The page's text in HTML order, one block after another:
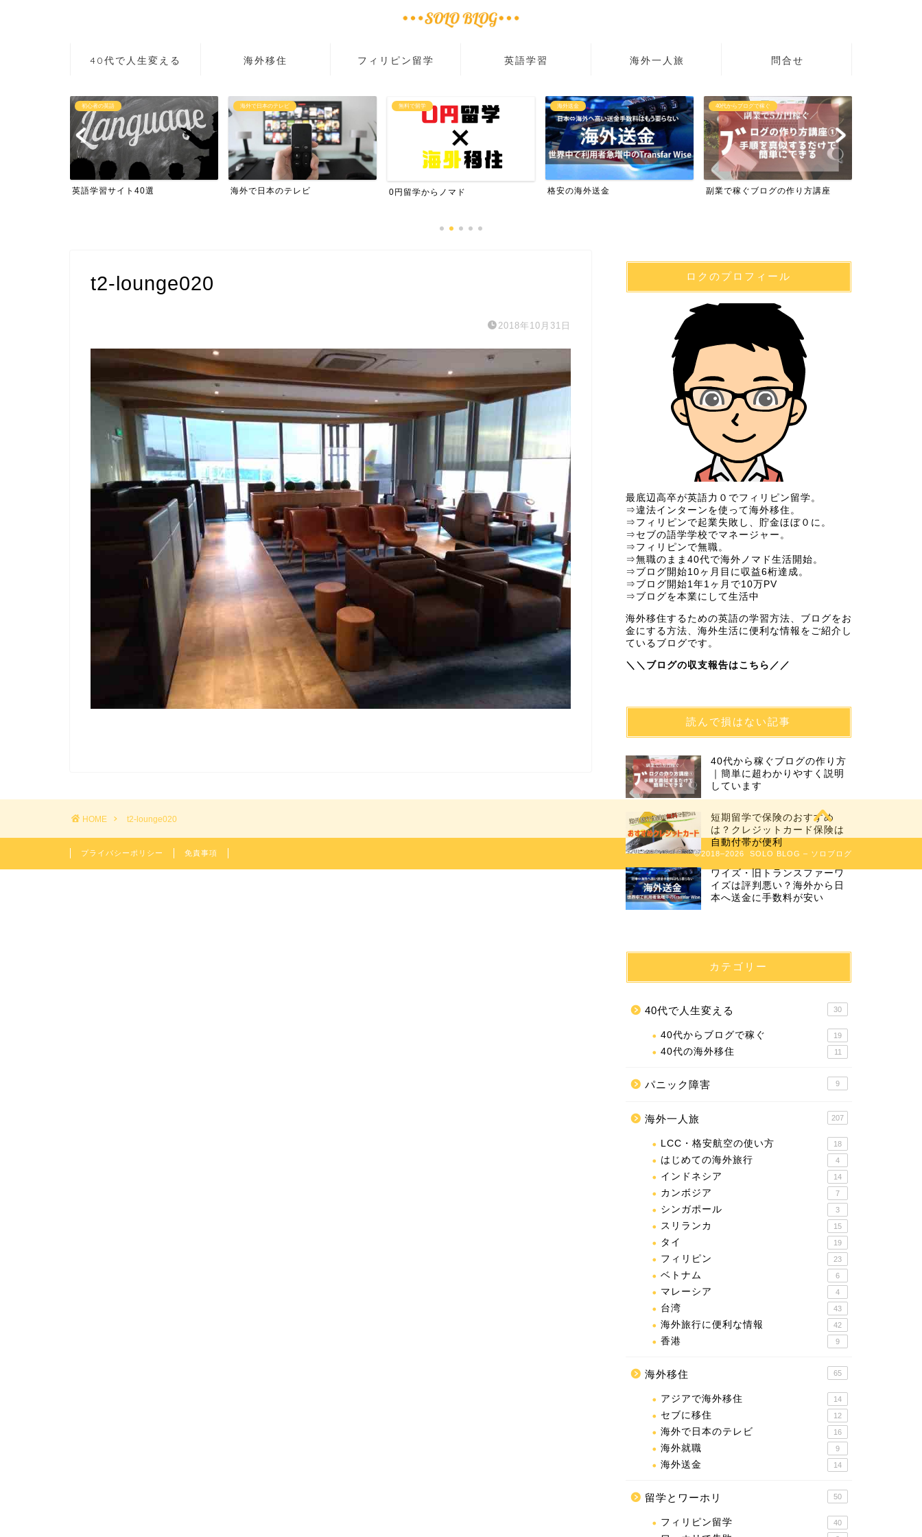
40代で人生変える 海外移住 フィリピン留学 英語学習 海外一人旅 問合せ
初心者の英語
英語学習サイト40選
海外で日本のテレビ
海外で日本のテレビ
無料で留学
0円留学からノマド
海外送金
格安の海外送金
40代からブログで稼ぐ
副業で稼ぐブログの作り方講座
t2-lounge020
2018年10月31日
ロクのプロフィール
最底辺高卒が英語力０でフィリピン留学。
⇒違法インターンを使って海外移住。
⇒フィリピンで起業失敗し、貯金ほぼ０に。
⇒セブの語学学校でマネージャー。
⇒フィリピンで無職。
⇒無職のまま40代で海外ノマド生活開始。
⇒ブログ開始10ヶ月目に収益6桁達成。
⇒ブログ開始1年1ヶ月で10万PV
⇒ブログを本業にして生活中
海外移住するための英語の学習方法、ブログをお
金にする方法、海外生活に便利な情報をご紹介し
ているブログです。
＼＼ブログの収支報告はこちら／／
読んで損はない記事
40代から稼ぐブログの作り方
｜簡単に超わかりやすく説明
しています
短期留学で保険のおすすめ
は？クレジットカード保険は
自動付帯が便利
ワイズ・旧トランスファーワ
イズは評判悪い？海外から日
本へ送金に手数料が安い
カテゴリー
40代で人生変える 30
40代からブログで稼ぐ 19
40代の海外移住 11
パニック障害 9
海外一人旅 207
LCC・格安航空の使い方 18
はじめての海外旅行 4
インドネシア 14
カンボジア 7
シンガポール 3
スリランカ 15
タイ 19
フィリピン 23
ベトナム 6
マレーシア 4
台湾 43
海外旅行に便利な情報 42
香港 9
海外移住 65
アジアで海外移住 14
セブに移住 12
海外で日本のテレビ 16
海外就職 9
海外送金 14
留学とワーホリ 50
フィリピン留学 40
HOME t2-lounge020
プライバシーポリシー 免責事項 2018–2026 SOLO BLOG – ソロブログ